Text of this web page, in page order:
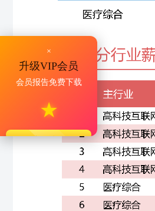
×
升级VIP会员
会员报告免费下载
★
立即升级